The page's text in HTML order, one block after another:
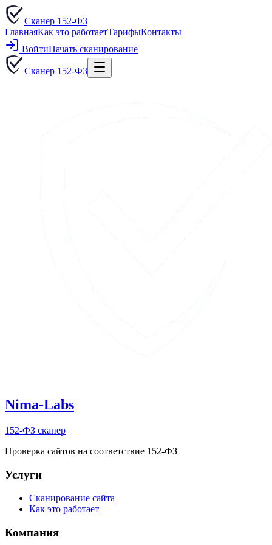
Сканер 152-ФЗ
ГлавнаяКак это работаетТарифыКонтакты
ВойтиНачать сканирование
Сканер 152-ФЗ
Nima-Labs
152-ФЗ сканер
Проверка сайтов на соответствие 152-ФЗ
Услуги
Сканирование сайта
Как это работает
Компания